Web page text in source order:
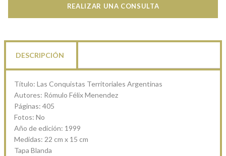
REALIZAR UNA CONSULTA
DESCRIPCIÓN
Título: Las Conquistas Territoriales Argentinas
Autores: Rómulo Félix Menendez
Páginas: 405
Fotos: No
Año de edición: 1999
Medidas: 22 cm x 15 cm
Tapa Blanda